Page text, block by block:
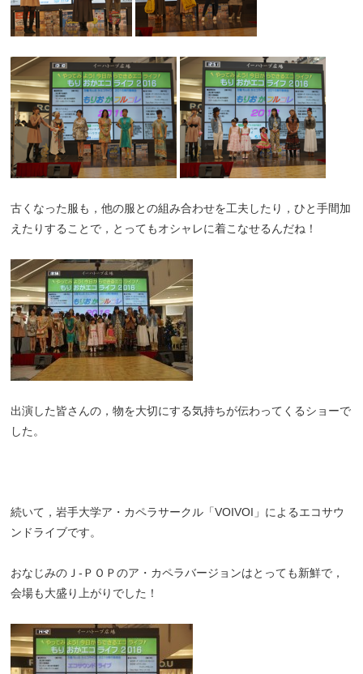
古くなった服も，他の服との組み合わせを工夫したり，ひと手間加
えたりすることで，とってもオシャレに着こなせるんだね！
出演した皆さんの，物を大切にする気持ちが伝わってくるショーで
した。
続いて，岩手大学ア・カペラサークル「VOIVOI」によるエコサウ
ンドライブです。
おなじみのＪ-ＰＯＰのア・カペラバージョンはとっても新鮮で，
会場も大盛り上がりでした！